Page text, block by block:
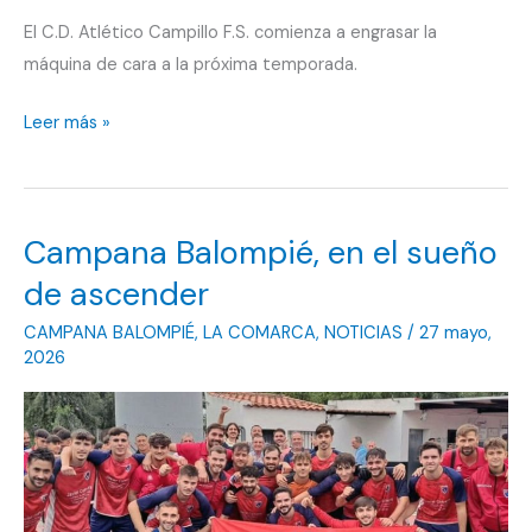
El C.D. Atlético Campillo F.S. comienza a engrasar la
máquina de cara a la próxima temporada.
Renovación
a
en
Atlético
FS
Leer más »
Campana Balompié, en el sueño
de ascender
CAMPANA BALOMPIÉ, LA COMARCA, NOTICIAS / 27 mayo,
2026